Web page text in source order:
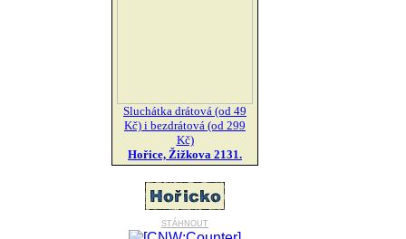
Sluchátka drátová (od 49
Kč) i bezdrátová (od 299
Kč)
Hořice, Žižkova 2131.
stáhnout